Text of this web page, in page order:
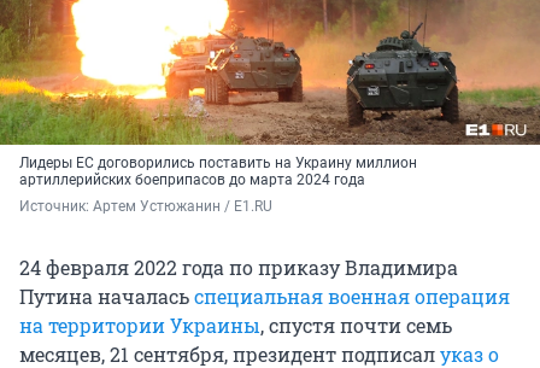
Лидеры ЕС договорились поставить на Украину миллион
артиллерийских боеприпасов до марта 2024 года
Источник: Артем Устюжанин / E1.RU
24 февраля 2022 года по приказу Владимира
Путина началасьспециальная военная операция
на территории Украины, спустя почти семь
месяцев, 21 сентября, президент подписалуказ о